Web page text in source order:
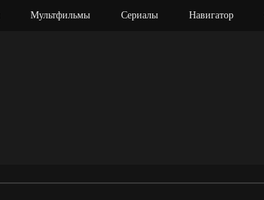
Мультфильмы Сериалы Навигатор